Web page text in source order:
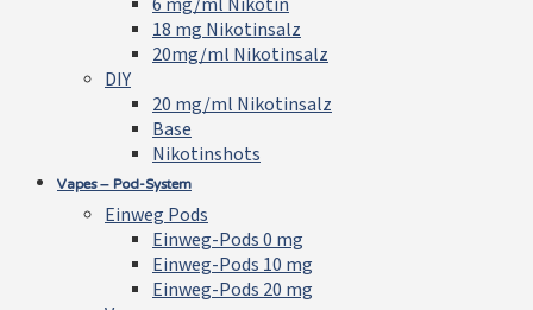
18 mg Nikotinsalz
20mg/ml Nikotinsalz
DIY
20 mg/ml Nikotinsalz
Base
Nikotinshots
Vapes – Pod-System
Einweg Pods
Einweg-Pods 0 mg
Einweg-Pods 10 mg
Einweg-Pods 20 mg